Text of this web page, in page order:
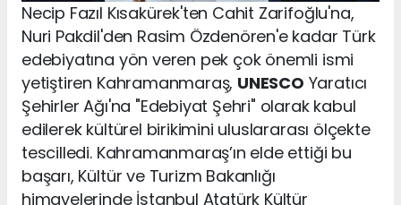
Necip Fazıl Kısakürek'ten Cahit Zarifoğlu'na,
Nuri Pakdil'den Rasim Özdenören'e kadar Türk
edebiyatına yön veren pek çok önemli ismi
yetiştiren Kahramanmaraş, UNESCO Yaratıcı
Şehirler Ağı'na "Edebiyat Şehri" olarak kabul
edilerek kültürel birikimini uluslararası ölçekte
tescilledi. Kahramanmaraş’ın elde ettiği bu
başarı, Kültür ve Turizm Bakanlığı
himayelerinde İstanbul Atatürk Kültür